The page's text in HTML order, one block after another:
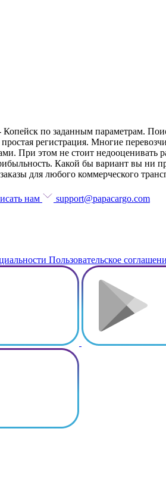
по заданным параметрам.
регистрация. Многие
При этом не стоит
Какой бы вариант вы ни
для любого коммерческого
нам
support@papacargo.com
Пользовательское